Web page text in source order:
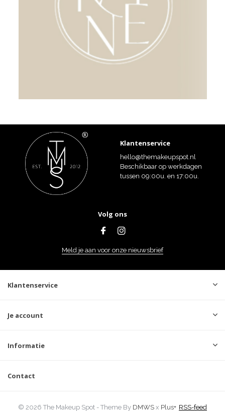
Klantenservice
hello@themakeupspot.nl
Beschikbaar op werkdagen
tussen 09:00u. en 17:00u.
Volg ons
Meld je aan voor onze nieuwsbrief
Klantenservice
Je account
Informatie
Contact
© 2026 The Makeup Spot - Theme By DMWS x Plus+ RSS-feed